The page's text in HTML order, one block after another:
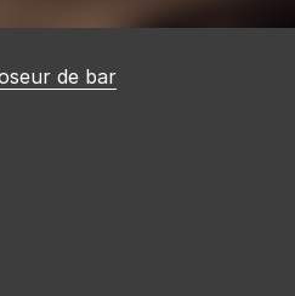
de bar